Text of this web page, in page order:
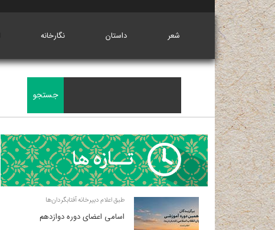
شعر داستان نگارخانه
طبق اعلام دبیرخانه آفتابگردان‌ها
اسامی اعضای دوره دوازدهم